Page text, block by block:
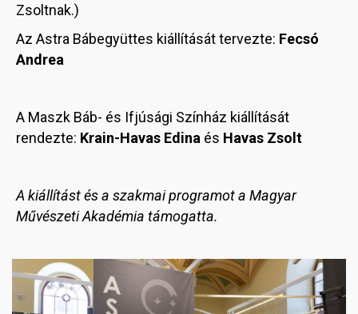
Zsoltnak.)
Az Astra Bábegyüttes kiállítását tervezte: Fecsó
Andrea
A Maszk Báb- és Ifjúsági Színház kiállítását
rendezte: Krain-Havas Edina és Havas Zsolt
A kiállítást és a szakmai programot a Magyar
Művészeti Akadémia támogatta.
Image